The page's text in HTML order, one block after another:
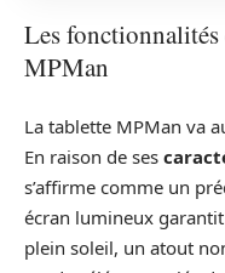
Les fonctionnalités
MPMan
La tablette MPMan va
En raison de ses
s’affirme comme un
écran lumineux
plein soleil, un atout